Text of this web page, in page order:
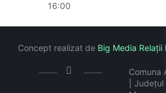
16:00
Comuna
| Județul
Concept realizat de Big Media Relații